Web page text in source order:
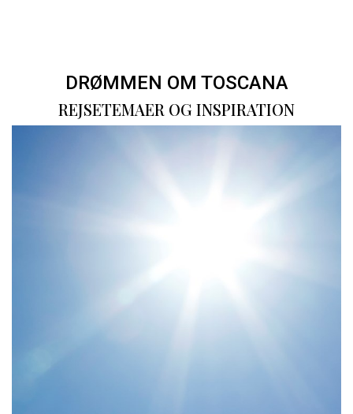
DRØMMEN OM TOSCANA
REJSETEMAER OG INSPIRATION